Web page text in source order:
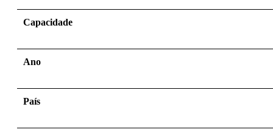
Capacidade
Ano
País